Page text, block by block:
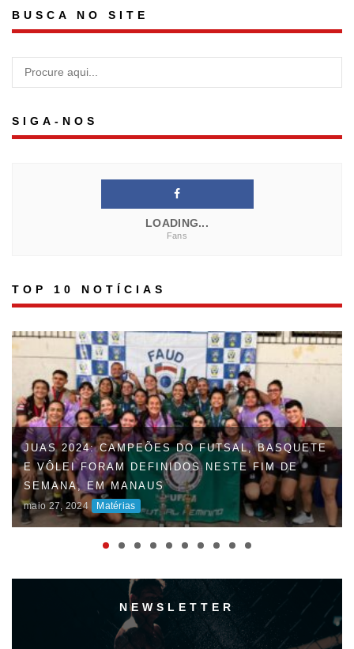
BUSCA NO SITE
SIGA-NOS
LOADING...
Fans
TOP 10 NOTÍCIAS
FAUD DÁ INÍCIO À 47ª EDIÇÃO DOS JOGOS
UNIVERSITÁRIOS DO AMAZONAS (JUAS) E
DISPUTAS ACIRRADAS MARCAM O INÍCIO DA
JUAS 2024: CAMPEÕES DO FUTSAL, BASQUETE
E VÔLEI FORAM DEFINIDOS NESTE FIM DE
SEMANA, EM MANAUS
maio 27, 2024 Matérias
NEWSLETTER